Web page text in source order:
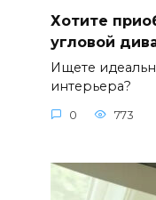
Хотите
угловой
Ищете
интерьера?
0 773